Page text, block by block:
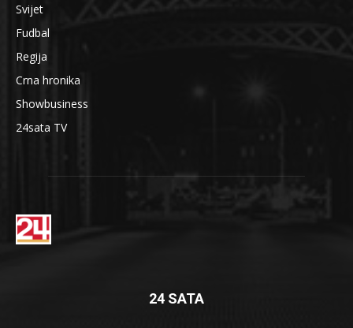
Svijet
Fudbal
Regija
Crna hronika
Showbusiness
24sata TV
24 SATA